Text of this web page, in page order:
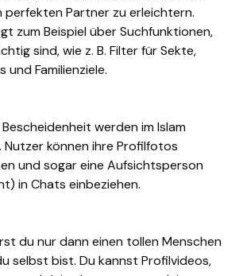
perfekten Partner zu erleichtern.
zum Beispiel über Suchfunktionen,
sind, wie z. B. Filter für Sekte,
und Familienziele.
werden im Islam
können ihre Profilfotos
und sogar eine Aufsichtsperson
in Chats einbeziehen.
du nur dann einen tollen Menschen
selbst bist. Du kannst Profilvideos,